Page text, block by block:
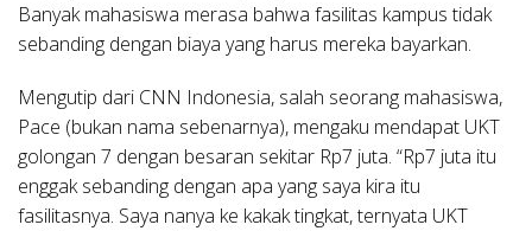
Banyak mahasiswa merasa bahwa fasilitas kampus tidak
sebanding dengan biaya yang harus mereka bayarkan.
Mengutip dari CNN Indonesia, salah seorang mahasiswa,
Pace (bukan nama sebenarnya), mengaku mendapat UKT
golongan 7 dengan besaran sekitar Rp7 juta. “Rp7 juta itu
enggak sebanding dengan apa yang saya kira itu
fasilitasnya. Saya nanya ke kakak tingkat, ternyata UKT